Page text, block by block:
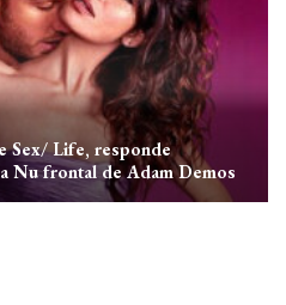
Sex/ Life, responde
Nu frontal de Adam Demos